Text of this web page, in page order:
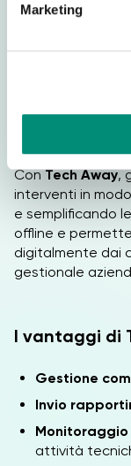
e
Marketing
Scopri Order
Tech Away:
rapportini in
ConTech Away,
interventi in
e semplificando
offline e
digitalmente dai
gestionale
I vantaggi di
Gestione
Invio
attività